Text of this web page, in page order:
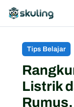
Tips Belajar
Listrik